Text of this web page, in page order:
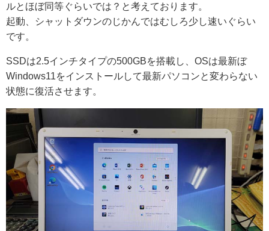
ルとほぼ同等ぐらいでは？と考えております。
起動、シャットダウンのじかんではむしろ少し速いぐらい
です。
SSDは2.5インチタイプの500GBを搭載し、OSは最新ぼ
Windows11をインストールして最新パソコンと変わらない
状態に復活させます。